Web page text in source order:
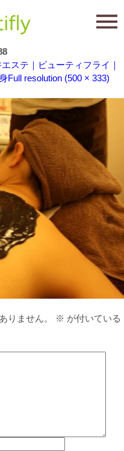
ステ｜ビューティフライ｜
Full resolution (500 × 333)
りません。
※ が付いている